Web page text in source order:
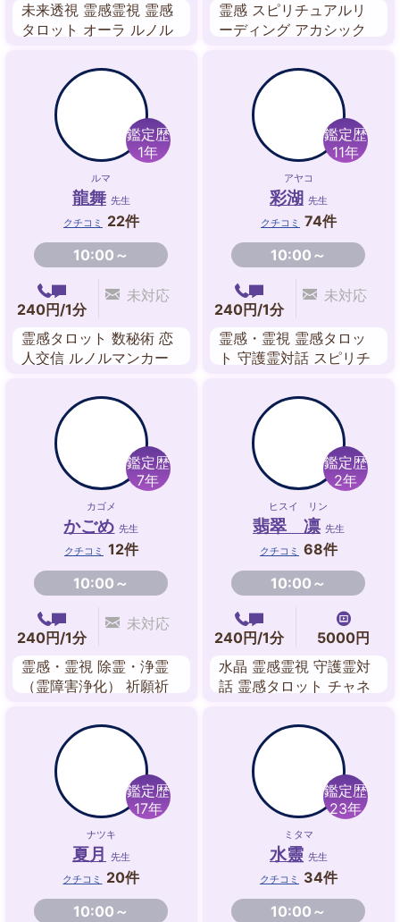
未来透視 霊感霊視 霊感
タロット オーラ ルノル
ジュラム エネルギーワ
霊感 スピリチュアルリ
ーディング アカシック
ヒーリング サイカード
数秘術 東洋占星術
鑑定歴
1年
ルマ
龍舞 先生
クチコミ
22件
10:00～
240円/1分
未対応
霊感タロット 数秘術 恋
人交信 ルノルマンカー
ド・リーディング ツイ
ンレイリーディング 波
動修正
鑑定歴
11年
アヤコ
彩湖 先生
クチコミ 74件
10:00～
240円/1分
未対応
霊感・霊視 霊感タロッ
ト 守護霊対話 スピリチ
動修正 ツインレイリー
ディング
鑑定歴
7年
カゴメ
かごめ 先生
クチコミ 12件
10:00～
240円/1分
未対応
霊感・霊視 除霊・浄霊
（霊障害浄化） 祈願祈
エネルギーワーク ペン
ジュラム 守護霊対話
鑑定歴
2年
ヒスイ リン
翡翠 凛 先生
クチコミ 68件
10:00～
240円/1分
5000円
水晶 霊感霊視 守護霊対
話 霊感タロット チャネ
リーデング
鑑定歴
17年
ナツキ
夏月 先生
クチコミ
20件
10:00～
鑑定歴
23年
ミタマ
水靈 先生
クチコミ
34件
10:00～